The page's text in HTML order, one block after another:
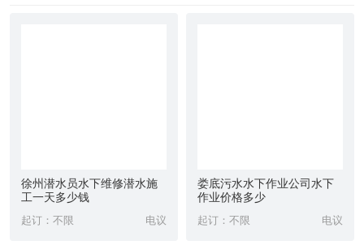
徐州潜水员水下维修潜水施
工一天多少钱
起订：不限 电议
娄底污水水下作业公司水下
作业价格多少
起订：不限 电议